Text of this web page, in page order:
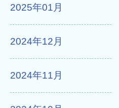
2025年01月
2024年12月
2024年11月